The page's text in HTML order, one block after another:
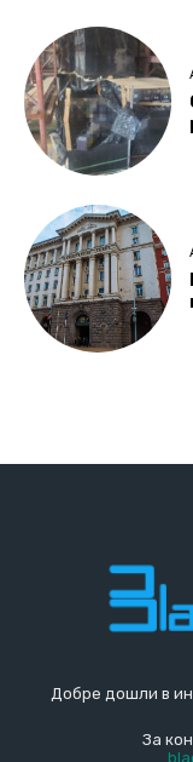
Добре дошли в
За